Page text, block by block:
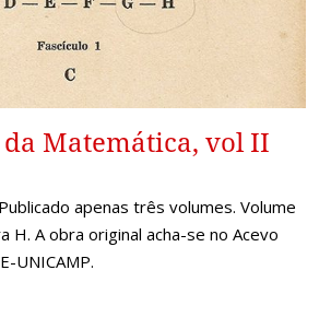
Matemática, vol II
apenas três volumes. Volume
H. A obra original acha-se no Acevo
UNICAMP.